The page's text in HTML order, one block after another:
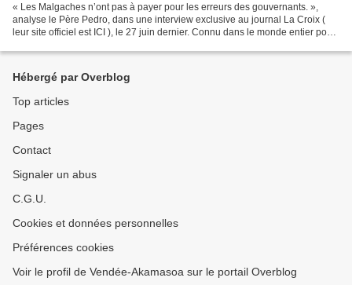
« Les Malgaches n’ont pas à payer pour les erreurs des gouvernants. »,
analyse le Père Pedro, dans une interview exclusive au journal La Croix (
leur site officiel est ICI ), le 27 juin dernier. Connu dans le monde entier pour
Hébergé par Overblog
Top articles
Pages
Contact
Signaler un abus
C.G.U.
Cookies et données personnelles
Préférences cookies
Voir le profil de Vendée-Akamasoa sur le portail Overblog